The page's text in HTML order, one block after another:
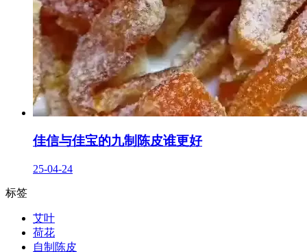
佳信与佳宝的九制陈皮谁更好
25-04-24
标签
艾叶
荷花
自制陈皮